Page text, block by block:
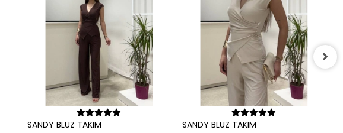
Sepete Ekle
SANDY BLUZ TAKIM Sepete Ekle
SANDY BLUZ TAKIM